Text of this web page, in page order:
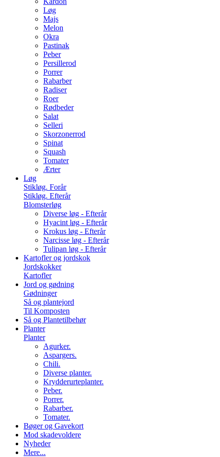
Løg
Majs
Melon
Okra
Pastinak
Peber
Persillerod
Porrer
Rabarber
Radiser
Roer
Rødbeder
Salat
Selleri
Skorzonerrod
Spinat
Squash
Tomater
Ærter
Løg
Stikløg. Forår
Stikløg. Efterår
Blomsterløg
Diverse løg - Efterår
Hyacint løg - Efterår
Krokus løg - Efterår
Narcisse løg - Efterår
Tulipan løg - Efterår
Kartofler og jordskok
Jordskokker
Kartofler
Jord og gødning
Gødninger
Så og plantejord
Til Komposten
Så og Plantetilbehør
Planter
Planter
Agurker.
Aspargers.
Chili.
Diverse planter.
Krydderurteplanter.
Peber.
Porrer.
Rabarber.
Tomater.
Bøger og Gavekort
Mod skadevoldere
Nyheder
Mere...